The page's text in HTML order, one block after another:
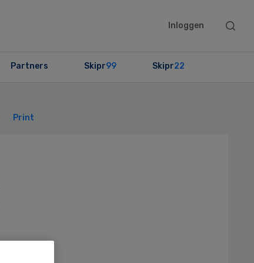
Inloggen
Search
Partners Skipr99 Skipr22
Print